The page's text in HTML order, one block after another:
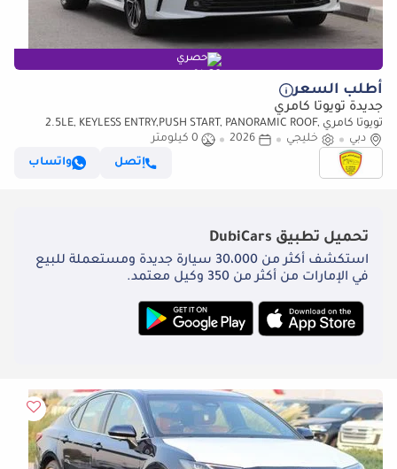
حصري
أطلب السعر
جديدة تويوتا كامري
تويوتا كامري 2.5LE, KEYLESS ENTRY,PUSH START, PANORAMIC ROOF,
ALLOY WHEELS, MODEL 2026
دبي خليجي 2026
0 كيلومتر
إتصل
واتساب
تحميل تطبيق DubiCars
استكشف أكثر من 30،000 سيارة جديدة ومستعملة للبيع
في الإمارات من أكثر من 350 وكيل معتمد.